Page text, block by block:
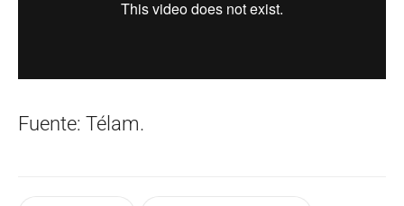
Fuente: Télam.